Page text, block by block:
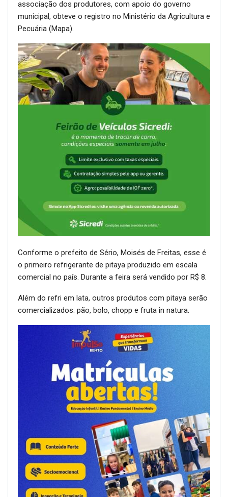
associação dos produtores, com apoio do governo
municipal, obteve o registro no Ministério da Agricultura e
Pecuária (Mapa).
Conforme o prefeito de Sério, Moisés de Freitas, esse é
o primeiro refrigerante de pitaya produzido em escala
comercial no país. Durante a feira será vendido por R$ 8.
Além do refri em lata, outros produtos com pitaya serão
comercializados: pão, bolo, chopp e fruta in natura.